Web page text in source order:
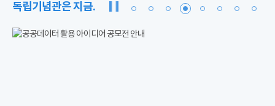
독립기념관은 지금.